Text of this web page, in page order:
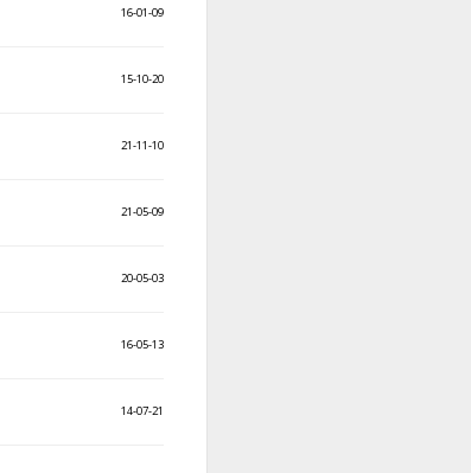
16-01-09
15-10-20
21-11-10
21-05-09
20-05-03
16-05-13
14-07-21